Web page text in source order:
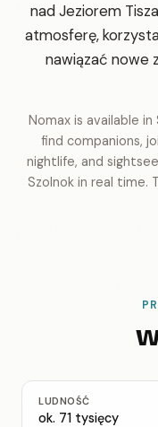
nad Jeziorem
atmosferę,
nawiązać nowe
Nomax is available in
find companions,
nightlife, and
Szolnok in real time.
LUDNOŚĆ
ok. 71 tysięcy